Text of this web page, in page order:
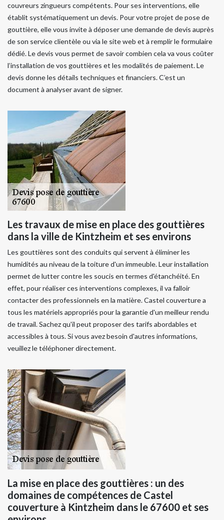
couvreurs zingueurs compétents. Pour ses interventions, elle
établit systématiquement un devis. Pour votre projet de pose de
gouttière, elle vous invite à déposer une demande de devis auprès
de son service clientèle ou via le site web et à remplir le formulaire
dédié. Le devis vous permet de savoir combien cela va vous coûter
l’installation de vos gouttières et les modalités de paiement. Le
devis donne les détails techniques et financiers. C’est un
document à analyser avant de signer.
Les travaux de mise en place des gouttières
dans la ville de Kintzheim et ses environs
Les gouttières sont des conduits qui servent à éliminer les
humidités au niveau de la toiture d'un immeuble. Leur installation
permet de lutter contre les soucis en termes d'étanchéité. En
effet, pour réaliser ces interventions complexes, il va falloir
contacter des professionnels en la matière. Castel couverture a
tous les matériels appropriés pour la garantie d'un meilleur rendu
de travail. Sachez qu'il peut proposer des tarifs abordables et
accessibles à tous. Si vous avez besoin d'autres informations,
veuillez le téléphoner directement.
La mise en place des gouttières : un des
domaines de compétences de Castel
couverture à Kintzheim dans le 67600 et ses